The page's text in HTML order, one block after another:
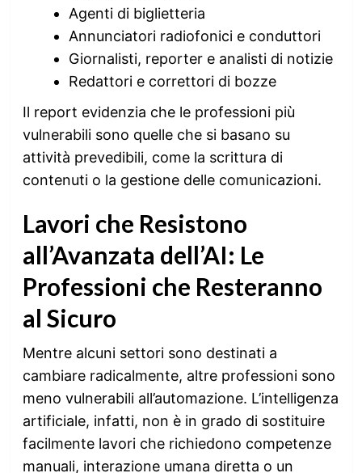
Agenti di biglietteria
Annunciatori radiofonici e conduttori
Giornalisti, reporter e analisti di notizie
Redattori e correttori di bozze
Il report evidenzia che le professioni più
vulnerabili sono quelle che si basano su
attività prevedibili, come la scrittura di
contenuti o la gestione delle comunicazioni.
Lavori che Resistono
all’Avanzata dell’AI: Le
Professioni che Resteranno
al Sicuro
Mentre alcuni settori sono destinati a
cambiare radicalmente, altre professioni sono
meno vulnerabili all’automazione. L’intelligenza
artificiale, infatti, non è in grado di sostituire
facilmente lavori che richiedono competenze
manuali, interazione umana diretta o un